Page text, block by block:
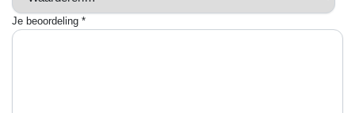
Je beoordeling *